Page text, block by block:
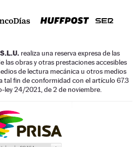
realiza una reserva expresa de las
las obras y otras prestaciones accesibles
de lectura mecánica u otros medios
tal fin de conformidad con el artículo 67.3
ley 24/2021, de 2 de noviembre.